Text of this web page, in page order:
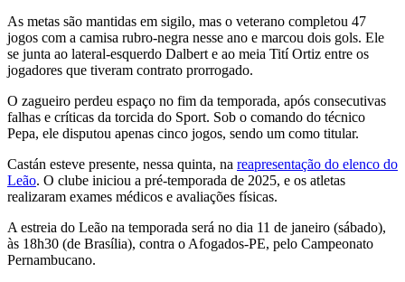
As metas são mantidas em sigilo, mas o veterano completou 47
jogos com a camisa rubro-negra nesse ano e marcou dois gols. Ele
se junta ao lateral-esquerdo Dalbert e ao meia Tití Ortiz entre os
jogadores que tiveram contrato prorrogado.
O zagueiro perdeu espaço no fim da temporada, após consecutivas
falhas e críticas da torcida do Sport. Sob o comando do técnico
Pepa, ele disputou apenas cinco jogos, sendo um como titular.
Castán esteve presente, nessa quinta, na reapresentação do elenco do
Leão. O clube iniciou a pré-temporada de 2025, e os atletas
realizaram exames médicos e avaliações físicas.
A estreia do Leão na temporada será no dia 11 de janeiro (sábado),
às 18h30 (de Brasília), contra o Afogados-PE, pelo Campeonato
Pernambucano.